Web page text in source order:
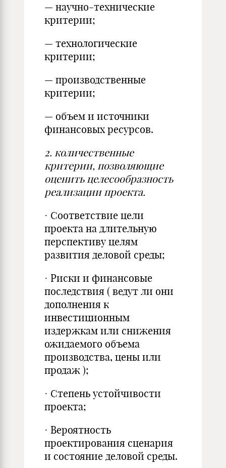
— научно-технические
критерии;
— технологические
критерии;
— производственные
критерии;
— объем и источники
финансовых ресурсов.
2. количественные
критерии, позволяющие
оценить целесообразность
реализации проекта.
· Соответствие цели
проекта на длительную
перспективу целям
развития деловой среды;
· Риски и финансовые
последствия ( ведут ли они
дополнения к
инвестиционным
издержкам или снижения
ожидаемого объема
производства, цены или
продаж );
· Степень устойчивости
проекта;
· Вероятность
проектирования сценария
и состояние деловой среды.